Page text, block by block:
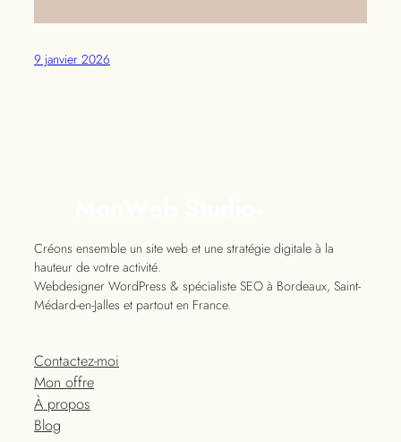
9 janvier 2026
Créons ensemble un site web et une stratégie digitale à la
hauteur de votre activité.
Webdesigner WordPress & spécialiste SEO à Bordeaux, Saint-
Médard-en-Jalles et partout en France.
Contactez-moi
Mon offre
À propos
Blog